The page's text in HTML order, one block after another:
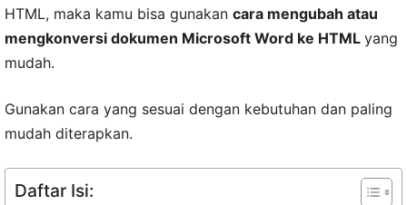
HTML, maka kamu bisa gunakan cara mengubah atau
mengkonversi dokumen Microsoft Word ke HTML yang
mudah.
Gunakan cara yang sesuai dengan kebutuhan dan paling
mudah diterapkan.
Daftar Isi: